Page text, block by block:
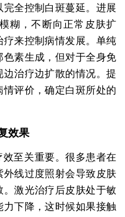
全控制白斑蔓延。进展
糊，不断向正常皮肤扩
来控制病情发展。单纯
素生成，但对于全身免
治疗边扩散的情况。提
评价，确定白斑所处的
效果
至关重要。很多患者在
线过度照射会导致皮肤
激光治疗后皮肤处于敏
下降，这时候如果接触